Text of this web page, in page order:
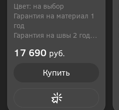
Цвет: на выбор
Гарантия на материал 1
год
Гарантия на швы 2 года
17 690 руб.
Купить